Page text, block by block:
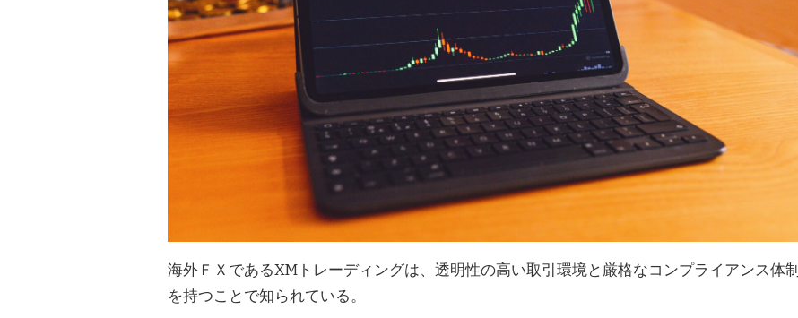
海外ＦＸであるXMトレーディングは、透明性の高い取引環境と厳格なコンプライアンス体制
を持つことで知られている。